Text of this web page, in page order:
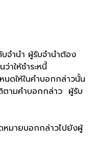
ำ ผู้รับจำนำต้อง
าให้ชำระหนี้
นดให้ในคำบอกกล่าวนั้น
คำบอกกล่าว ผู้รับ
บอกกล่าวไปยังผู้